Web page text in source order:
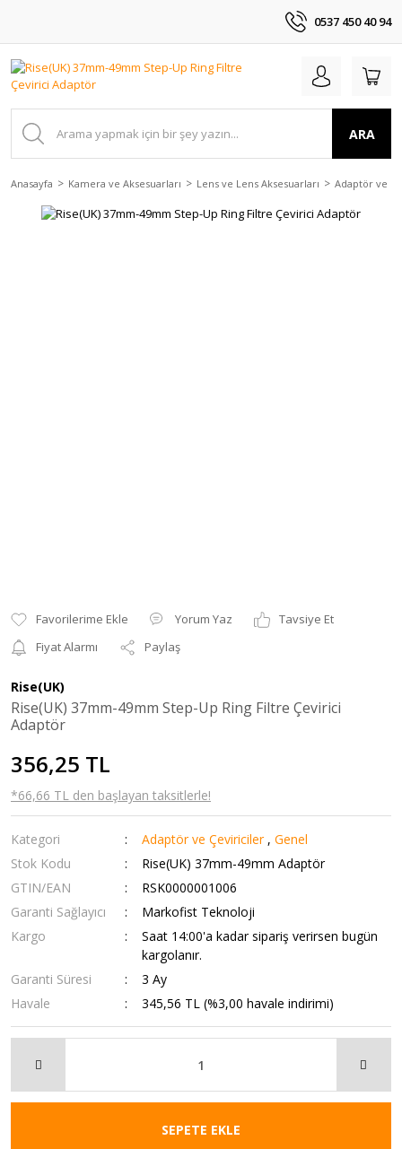
0537 450 40 94
ARA
Anasayfa Kamera ve Aksesuarları Lens ve Lens Aksesuarları Adaptör ve
Yorum Yaz
Tavsiye Et
Fiyat Alarmı
Paylaş
Rise(UK)
Rise(UK) 37mm-49mm Step-Up Ring Filtre Çevirici
Adaptör
356,25 TL
*66,66 TL den başlayan taksitlerle!
Kategori Adaptör ve Çeviriciler ,Genel
Stok Kodu
Rise(UK) 37mm-49mm Adaptör
GTIN/EAN
RSK0000001006
Garanti Sağlayıcı
Markofist Teknoloji
Kargo
Saat 14:00'a kadar sipariş verirsen bugün
kargolanır.
Garanti Süresi
3 Ay
Havale
345,56 TL (%3,00 havale indirimi)
SEPETE EKLE